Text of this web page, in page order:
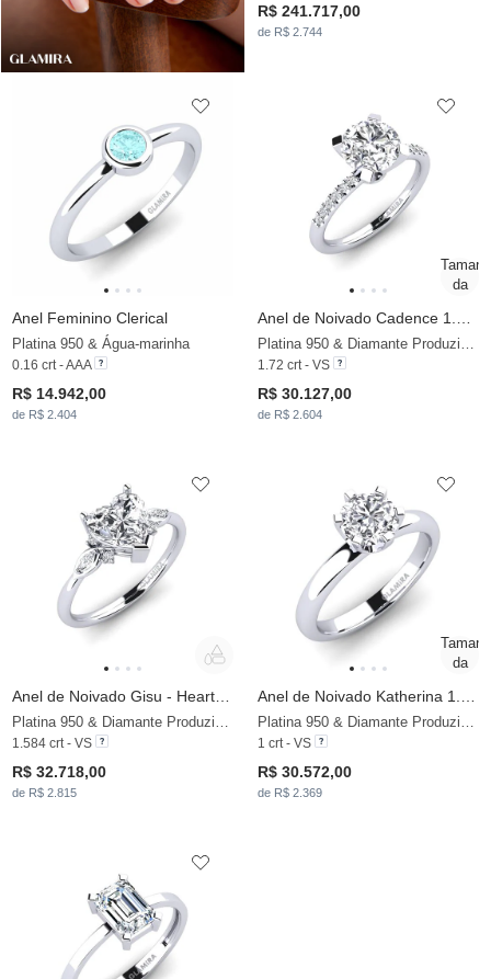
R$ 241.717,00
de R$ 2.744
Anel Feminino Clerical
Platina 950 & Água-marinha
0.16 crt - AAA
R$ 14.942,00
de R$ 2.404
1.72 crt - VS
R$ 30.127,00
de R$ 2.604
1.584 crt - VS
R$ 32.718,00
de R$ 2.815
1 crt - VS
R$ 30.572,00
de R$ 2.369